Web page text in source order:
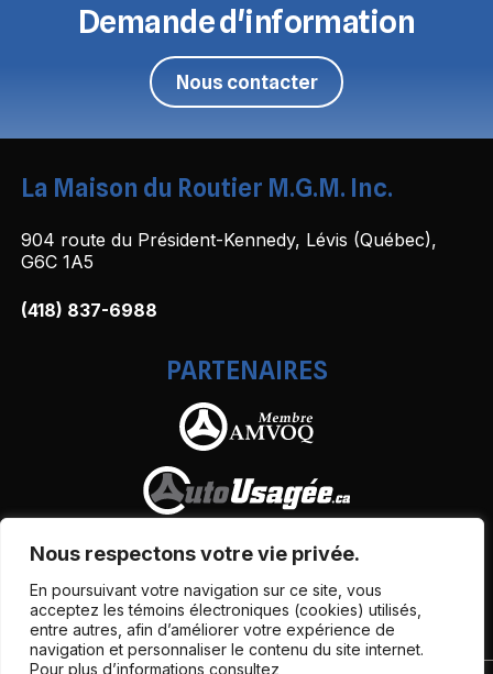
Nous respectons votre vie privée.
En poursuivant votre navigation sur ce site, vous
acceptez les témoins électroniques (cookies) utilisés,
entre autres, afin d’améliorer votre expérience de
navigation et personnaliser le contenu du site internet.
Pour plus d’informations consultez
Demande d'information
Nous contacter
La Maison du Routier M.G.M. Inc.
904 route du Président-Kennedy, Lévis (Québec),
G6C 1A5
(418) 837-6988
PARTENAIRES